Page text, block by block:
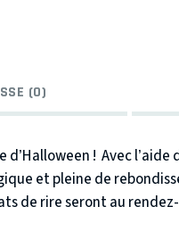
(0)
! Avec
et pleine de
de rire seront au